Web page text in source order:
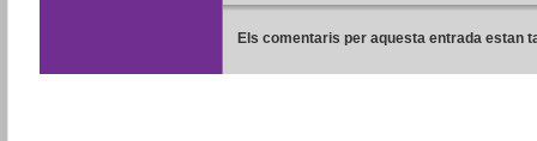
Els comentaris per aquesta entrada estan